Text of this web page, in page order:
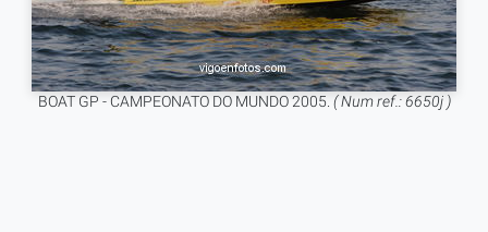
BOAT GP - CAMPEONATO DO MUNDO 2005. ( Num ref.: 6650j )